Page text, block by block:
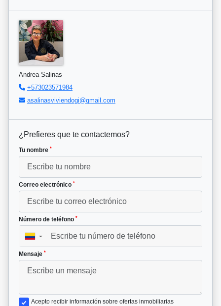
Andrea Salinas
+573023571984
asalinasviviendogi@gmail.com
¿Prefieres que te contactemos?
Tu nombre *
Correo electrónico *
Número de teléfono *
▼
Mensaje *
Acepto recibir información sobre ofertas inmobiliarias